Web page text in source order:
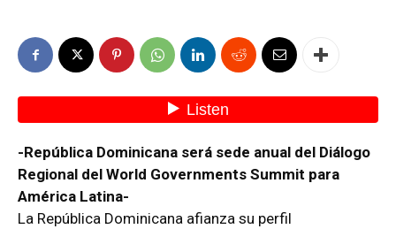
-República Dominicana será sede anual del Diálogo
Regional del World Governments Summit para
América Latina-
La República Dominicana afianza su perfil